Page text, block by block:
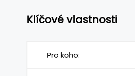
Klíčové vlastnosti
Pro koho: